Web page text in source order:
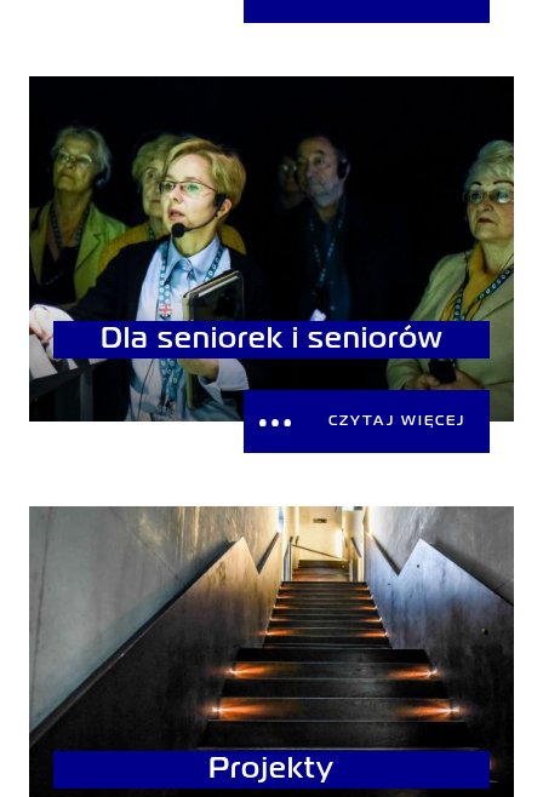
Dla seniorek i seniorów
CZYTAJ WIĘCEJ
Projekty